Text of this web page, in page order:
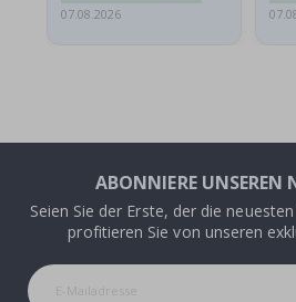
07.08.2026
ABONNIERE UNSEREN
Seien Sie der Erste, der die
profitieren Sie von unseren